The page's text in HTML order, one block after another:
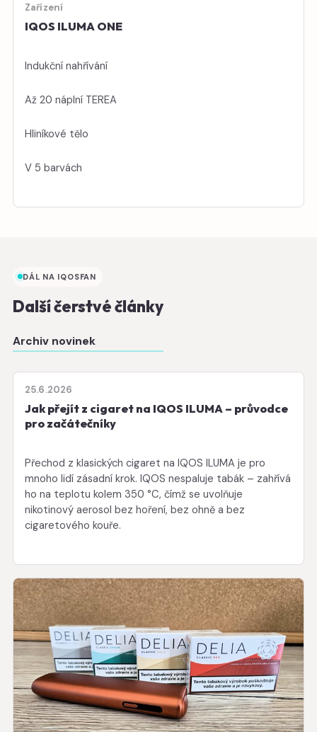
Zařízení
IQOS ILUMA ONE
Indukční nahřívání
Až 20 náplní TEREA
Hliníkové tělo
V 5 barvách
DÁL NA IQOSFAN
Další čerstvé články
Archiv novinek
25.6.2026
Jak přejít z cigaret na IQOS ILUMA – průvodce
pro začátečníky
Přechod z klasických cigaret na IQOS ILUMA je pro
mnoho lidí zásadní krok. IQOS nespaluje tabák – zahřívá
ho na teplotu kolem 350 °C, čímž se uvolňuje
nikotinový aerosol bez hoření, bez ohně a bez
cigaretového kouře.